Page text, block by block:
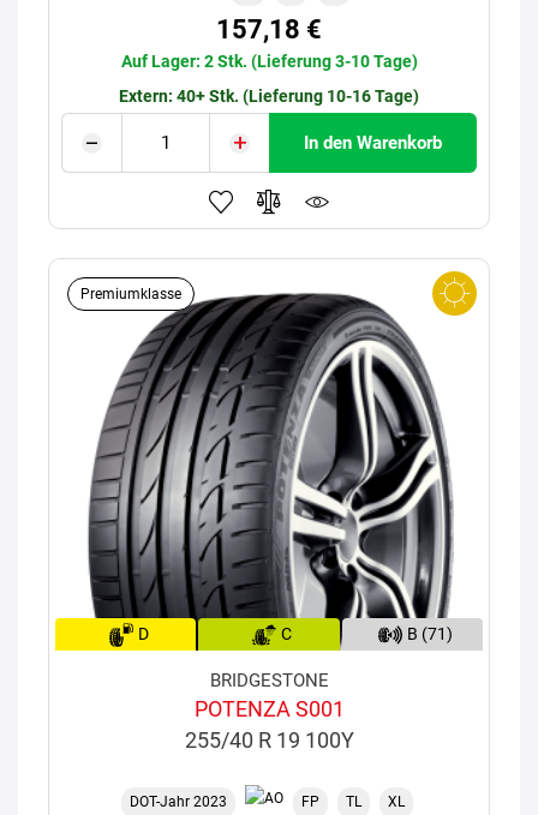
157,18 €
Auf Lager: 2 Stk. (Lieferung 3-10 Tage)
Extern: 40+ Stk. (Lieferung 10-16 Tage)
In den Warenkorb
Premiumklasse
D C B (71)
BRIDGESTONE
POTENZA S001
255/40 R 19 100Y
DOT-Jahr 2023 FP TL XL